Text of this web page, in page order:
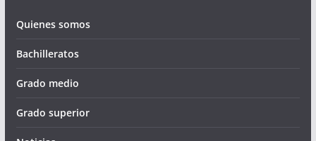
Quienes somos
Bachilleratos
Grado medio
Grado superior